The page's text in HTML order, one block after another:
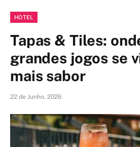
HOTEL
Tapas & Tiles:
grandes jogos se
mais sabor
22 de Junho, 2026